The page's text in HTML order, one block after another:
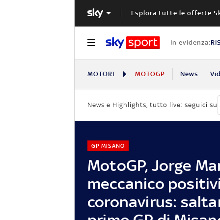
Esplora tutte le offerte
In evidenza:
MOTORI MOTOGP News
News e Highlights, tutto live: seguici su
MotoGP, Jorge
meccanico
coronavirus:
GP MISANO